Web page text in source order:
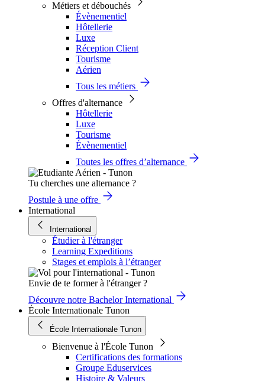
Métiers et débouchés
Évènementiel
Hôtellerie
Luxe
Réception Client
Tourisme
Aérien
Tous les métiers
Offres d'alternance
Hôtellerie
Luxe
Tourisme
Évènementiel
Toutes les offres d’alternance
Tu cherches une alternance ?
Postule à une offre
International
International
Étudier à l'étranger
Learning Expeditions
Stages et emplois à l’étranger
Envie de te former à l'étranger ?
Découvre notre Bachelor International
École Internationale Tunon
École Internationale Tunon
Bienvenue à l'École Tunon
Certifications des formations
Groupe Eduservices
Histoire & Valeurs